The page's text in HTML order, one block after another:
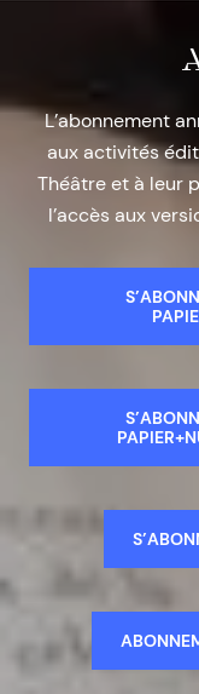
L’abonnement
aux activités
Théâtre et à leur
l’accès aux